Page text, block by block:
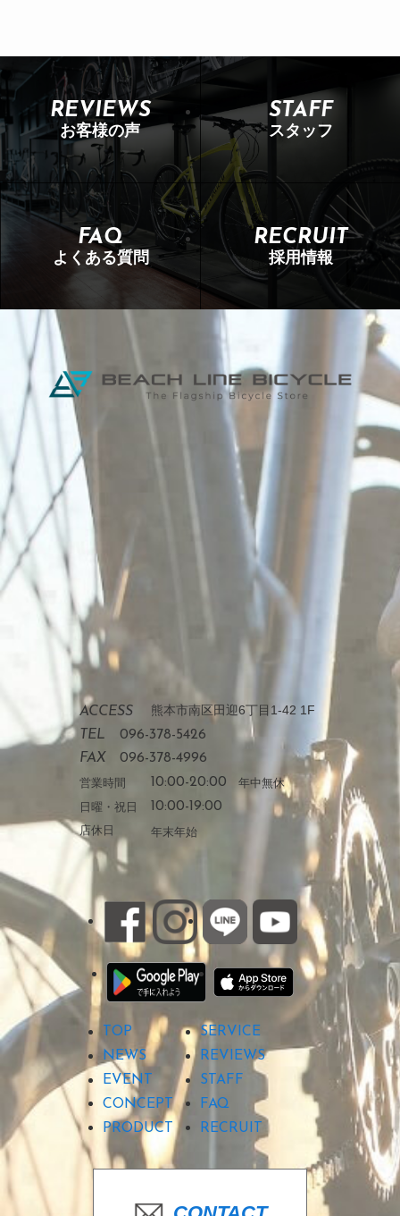
REVIEWS
お客様の声
STAFF
スタッフ
FAQ
よくある質問
RECRUIT
採用情報
ACCESS 熊本市南区田迎6丁目1-42 1F
TEL
096-378-5426
FAX
096-378-4996
営業時間 10:00-20:00 年中無休
日曜・祝日
10:00-19:00
店休日 年末年始
TOP
SERVICE
NEWS
REVIEWS
EVENT
STAFF
CONCEPT
FAQ
PRODUCT
RECRUIT